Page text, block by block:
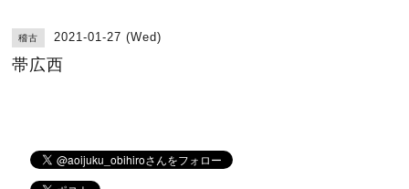
稽古 2021-01-27 (Wed)
帯広西